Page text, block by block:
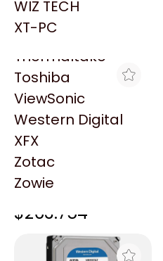
Sentey
Solarmax
Thermaltake
Toshiba
ViewSonic
Western Digital
XFX
Zotac
Zowie
WIZ TECH
XT-PC
HD 8TB SEAGATE
5400 256MB
$628.000
HD SEAGATE INTERNO
$263.754